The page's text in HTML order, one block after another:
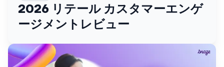
2026 リテール カスタマーエンゲ
ージメントレビュー